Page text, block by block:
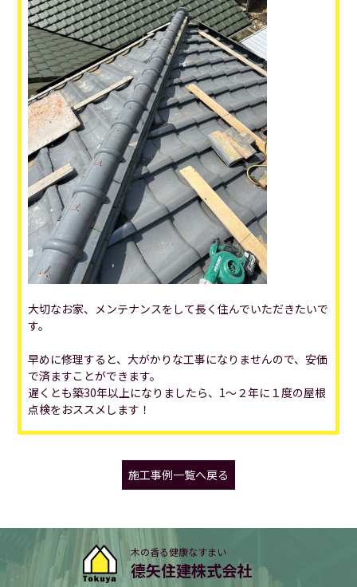
大切なお家、メンテナンスをして長く住んでいただきたいで
す。
早めに修理すると、大がかりな工事になりませんので、安価
で済ますことができます。
遅くとも築30年以上になりましたら、1～２年に１度の屋根
点検をおススメします！
施工事例一覧へ戻る
德矢住建株式会社
木の香る健康なすまい